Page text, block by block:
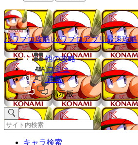
パワプロ攻略|パワプロアプリ最速攻略
他の攻略
コミュ
速報
掲示板
キャラ検索